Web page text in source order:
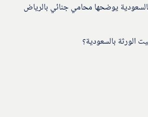
يوضحها محامي جنائي بالرياض
الورثة بالسعودية؟